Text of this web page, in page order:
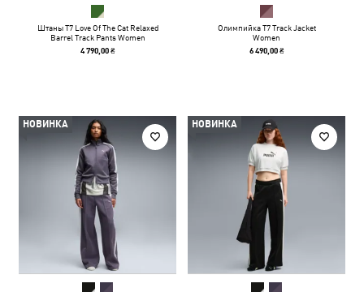
Штаны T7 Love Of The Cat Relaxed
Barrel Track Pants Women
4 790,00 ₴
Олимпийка T7 Track Jacket
Women
6 490,00 ₴
НОВИНКА НОВИНКА